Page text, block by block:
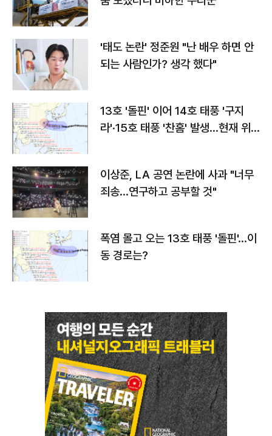
'태도 논란' 정준원 "난 배우 하면 안
되는 사람인가? 생각 했다"
13호 '돌핀' 이어 14호 태풍 '구지
라'·15호 태풍 '찬홈' 발생…현재 위
이상준, LA 공연 논란에 사과 "너무
죄송…연구하고 공부할 것"
폭염 몰고 오는 13호 태풍 '돌핀'…이
동 경로는?